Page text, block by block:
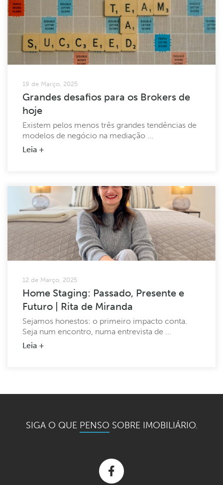
19 de Março, 2025
Grandes desafios para os Brokers de
hoje
Existem pelos menos três grandes tendências de
modelos de negócio na mediação ...
Leia +
12 de Março, 2025
Home Staging: Passado, Presente e
Futuro | Rita de Miranda
Sejamos honestos: o primeiro impacto conta.
Seja num encontro, numa entrevista de ...
Leia +
SIGA O QUE PENSO SOBRE IMOBILIÁRIO.